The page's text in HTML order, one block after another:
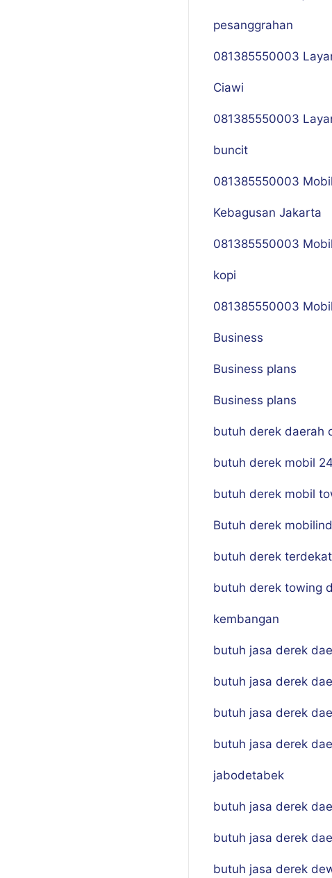
pesanggrahan
081385550003
Ciawi
081385550003
buncit
081385550003
Kebagusan Jakarta
081385550003
kopi
081385550003
Business
Business plans
Business plans
butuh derek daerah
butuh derek mobil
butuh derek mobil
Butuh derek
butuh derek
butuh derek towing
kembangan
butuh jasa derek
butuh jasa derek
butuh jasa derek
butuh jasa derek
jabodetabek
butuh jasa derek
butuh jasa derek
butuh jasa derek